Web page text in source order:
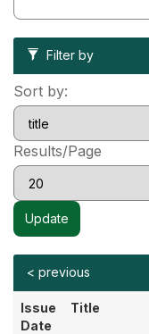
Filter by
Sort by:
Results/Page
< previous
Issue
Date
Title